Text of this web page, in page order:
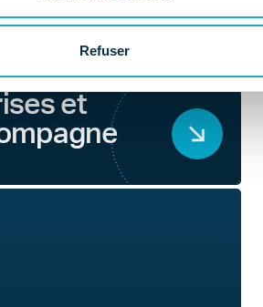
Refuser
aux
et